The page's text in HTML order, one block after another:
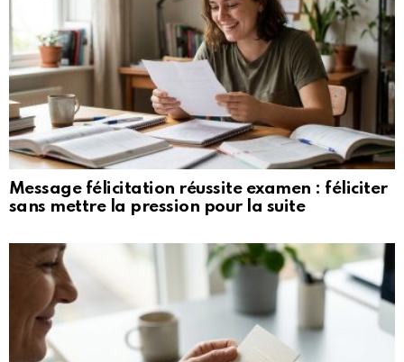
Message félicitation réussite examen : féliciter
sans mettre la pression pour la suite